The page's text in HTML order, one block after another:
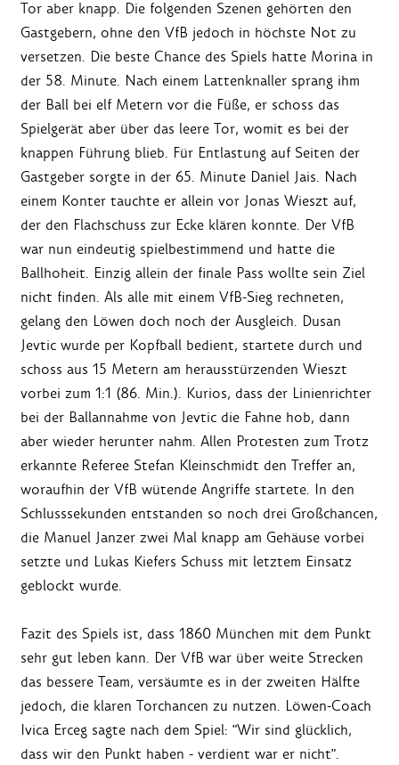
Tor aber knapp. Die folgenden Szenen gehörten den
Gastgebern, ohne den VfB jedoch in höchste Not zu
versetzen. Die beste Chance des Spiels hatte Morina in
der 58. Minute. Nach einem Lattenknaller sprang ihm
der Ball bei elf Metern vor die Füße, er schoss das
Spielgerät aber über das leere Tor, womit es bei der
knappen Führung blieb. Für Entlastung auf Seiten der
Gastgeber sorgte in der 65. Minute Daniel Jais. Nach
einem Konter tauchte er allein vor Jonas Wieszt auf,
der den Flachschuss zur Ecke klären konnte. Der VfB
war nun eindeutig spielbestimmend und hatte die
Ballhoheit. Einzig allein der finale Pass wollte sein Ziel
nicht finden. Als alle mit einem VfB-Sieg rechneten,
gelang den Löwen doch noch der Ausgleich. Dusan
Jevtic wurde per Kopfball bedient, startete durch und
schoss aus 15 Metern am herausstürzenden Wieszt
vorbei zum 1:1 (86. Min.). Kurios, dass der Linienrichter
bei der Ballannahme von Jevtic die Fahne hob, dann
aber wieder herunter nahm. Allen Protesten zum Trotz
erkannte Referee Stefan Kleinschmidt den Treffer an,
woraufhin der VfB wütende Angriffe startete. In den
Schlusssekunden entstanden so noch drei Großchancen,
die Manuel Janzer zwei Mal knapp am Gehäuse vorbei
setzte und Lukas Kiefers Schuss mit letztem Einsatz
geblockt wurde.
Fazit des Spiels ist, dass 1860 München mit dem Punkt
sehr gut leben kann. Der VfB war über weite Strecken
das bessere Team, versäumte es in der zweiten Hälfte
jedoch, die klaren Torchancen zu nutzen. Löwen-Coach
Ivica Erceg sagte nach dem Spiel: "Wir sind glücklich,
dass wir den Punkt haben - verdient war er nicht".